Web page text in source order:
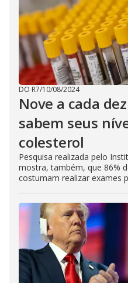
DO R7/10/08/2024
Nove a cada
sabem seus
colesterol
Pesquisa realizada pelo
mostra, também, que 86%
costumam realizar exames